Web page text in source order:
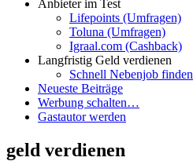
Anbieter im Test
Lifepoints (Umfragen)
Toluna (Umfragen)
Igraal.com (Cashback)
Langfristig Geld verdienen
Schnell Nebenjob finden
Neueste Beiträge
Werbung schalten…
Gastautor werden
geld verdienen